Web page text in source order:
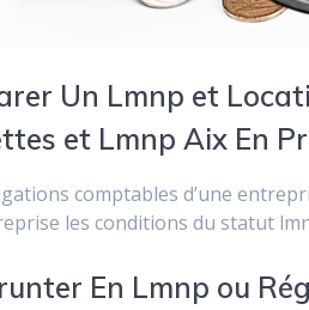
Un Lmnp et
et Lmnp Aix En
comptables d’une
les conditions du statut
En Lmnp ou